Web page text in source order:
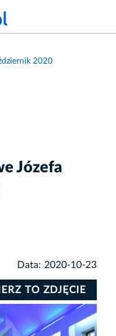
2020
Józefa
Data: 2020-10-23
TO ZDJĘCIE